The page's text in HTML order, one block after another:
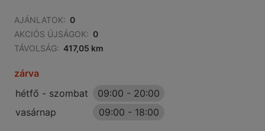
AJÁNLATOK: 0
AKCIÓS ÚJSÁGOK: 0
TÁVOLSÁG: 417,05 km
zárva
hétfő - szombat
09:00 - 20:00
vasárnap
09:00 - 18:00